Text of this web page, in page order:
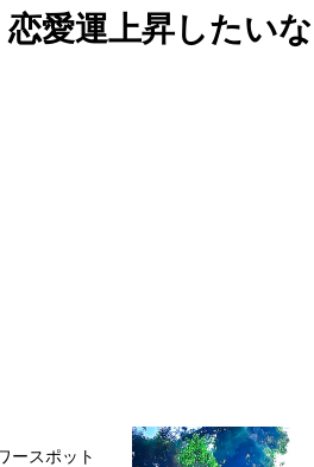
恋愛運上昇したい
ースポット